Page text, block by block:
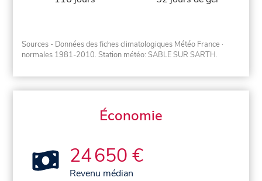
Sources - Données des fiches climatologiques Météo France ·
normales 1981-2010. Station météo: SABLE SUR SARTH.
Économie
24 650 €
Revenu médian